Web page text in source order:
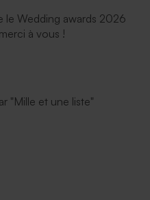
le Wedding awards 2026
à vous !
"Mille et une liste"